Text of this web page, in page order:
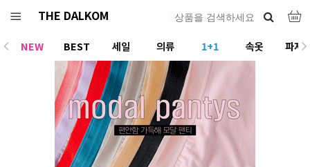
THE DALKOM
NEW BEST 세일 의류 1+1 속옷
파자